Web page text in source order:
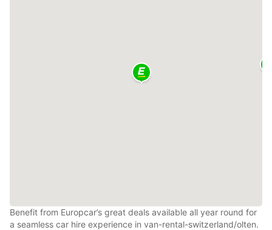
Benefit from Europcar’s great deals available all year round for
a seamless car hire experience in van-rental-switzerland/olten.